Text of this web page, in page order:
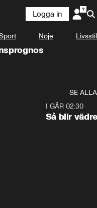
Logga in
Nöje Livsstil
SE ALLA
I GÅR 02:30
Så blir